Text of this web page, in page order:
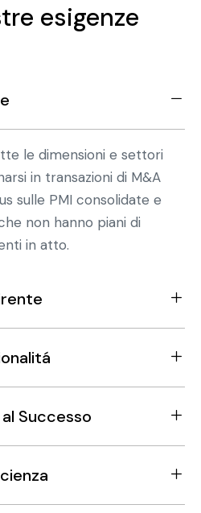
esigenze
le dimensioni e settori
in transazioni di M&A
sulle PMI consolidate e
non hanno piani di
in atto.
Successo